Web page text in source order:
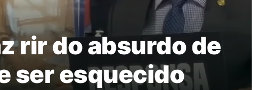
rir do absurdo de
ser esquecido